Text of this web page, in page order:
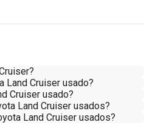
Land Cruiser usado?
Cruiser usado?
Land Cruiser usados?
Land Cruiser usados?